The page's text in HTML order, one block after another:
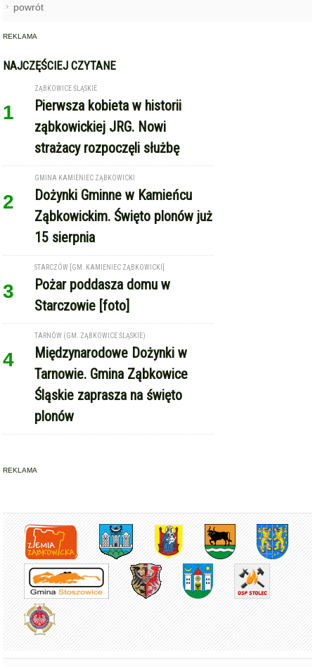
powrót
REKLAMA
NAJCZĘŚCIEJ CZYTANE
1
ZĄBKOWICE ŚLĄSKIE
Pierwsza kobieta w historii
ząbkowickiej JRG. Nowi
strażacy rozpoczęli służbę
2
GMINA KAMIENIEC ZĄBKOWICKI
Dożynki Gminne w Kamieńcu
Ząbkowickim. Święto plonów już
15 sierpnia
3
STARCZÓW [GM. KAMIENIEC ZĄBKOWICKI]
Pożar poddasza domu w
Starczowie [foto]
4
TARNÓW (GM. ZĄBKOWICE ŚLĄSKIE)
Międzynarodowe Dożynki w
Tarnowie. Gmina Ząbkowice
Śląskie zaprasza na święto
plonów
REKLAMA